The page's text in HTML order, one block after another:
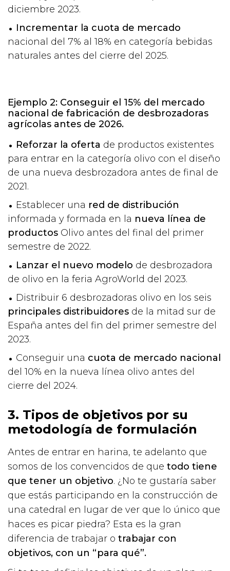
diciembre 2023.
Incrementar la cuota de mercado
nacional del 7% al 18% en categoría bebidas
naturales antes del cierre del 2025.
Ejemplo 2: Conseguir el 15% del mercado
nacional de fabricación de desbrozadoras
agrícolas antes de 2026.
Reforzar la oferta de productos existentes
para entrar en la categoría olivo con el diseño
de una nueva desbrozadora antes de final de
2021.
Establecer una red de distribución
informada y formada en la nueva línea de
productos Olivo antes del final del primer
semestre de 2022.
Lanzar el nuevo modelo de desbrozadora
de olivo en la feria AgroWorld del 2023.
Distribuir 6 desbrozadoras olivo en los seis
principales distribuidores de la mitad sur de
España antes del fin del primer semestre del
2023.
Conseguir una cuota de mercado nacional
del 10% en la nueva línea olivo antes del
cierre del 2024.
3. Tipos de objetivos por su
metodología de formulación
Antes de entrar en harina, te adelanto que
somos de los convencidos de que todo tiene
que tener un objetivo. ¿No te gustaría saber
que estás participando en la construcción de
una catedral en lugar de ver que lo único que
haces es picar piedra? Esta es la gran
diferencia de trabajar o trabajar con
objetivos, con un “para qué”.